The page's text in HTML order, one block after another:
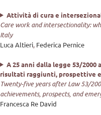
Attività di cura e
Care work and intersectionality:
Italy
Luca Altieri, Federica Pernice
A 25 anni dalla legge 53/
risultati raggiunti, prospettive
Twenty-five years after Law 53/
achievements, prospects, and
Francesca Re David